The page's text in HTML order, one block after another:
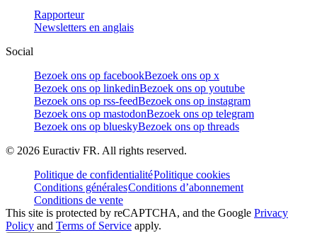
Rapporteur
Newsletters en anglais
Social
Bezoek ons op facebookBezoek ons op x
Bezoek ons op linkedinBezoek ons op youtube
Bezoek ons op rss-feedBezoek ons op instagram
Bezoek ons op mastodonBezoek ons op telegram
Bezoek ons op blueskyBezoek ons op threads
© 2026 Euractiv FR. All rights reserved.
Politique de confidentialitéPolitique cookies
Conditions généralesConditions d’abonnement
Conditions de vente
This site is protected by reCAPTCHA, and the Google Privacy
Policy and Terms of Service apply.